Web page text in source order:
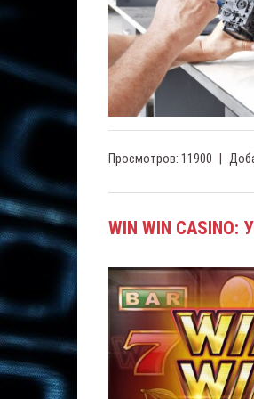
Просмотров: 11900
WIN WIN